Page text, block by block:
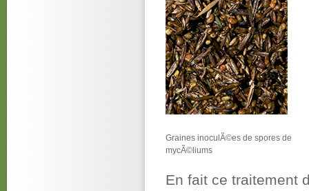
Graines inoculÃ©es de spores de
mycÃ©liums
En fait ce traitement